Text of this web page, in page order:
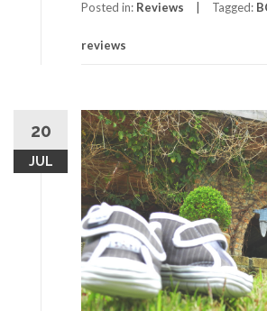
Posted in: Reviews Tagged:
reviews
20
JUL